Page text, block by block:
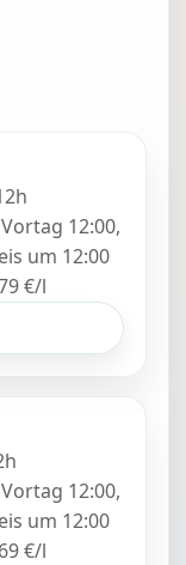
12:00,
um 12:00
€/l
12:00,
um 12:00
€/l